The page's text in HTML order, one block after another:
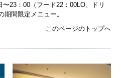
23：00（フード22：00LO、ドリ
期間限定メニュー。
このページのトップへ